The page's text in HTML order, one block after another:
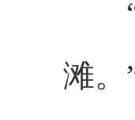
“
滩。